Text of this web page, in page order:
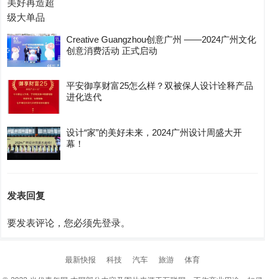
Creative Guangzhou创意广州 ——2024广州文化
创意消费活动 正式启动
平安御享财富25怎么样？双被保人设计诠释产品
进化迭代
设计“家”的美好未来，2024广州设计周盛大开
幕！
发表回复
要发表评论，您必须先登录。
最新快报 科技 汽车 旅游 体育